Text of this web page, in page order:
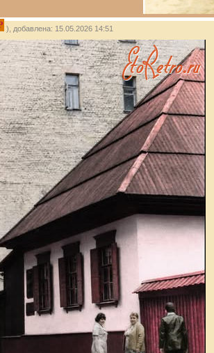
), добавлена: 15.05.2026 14:51